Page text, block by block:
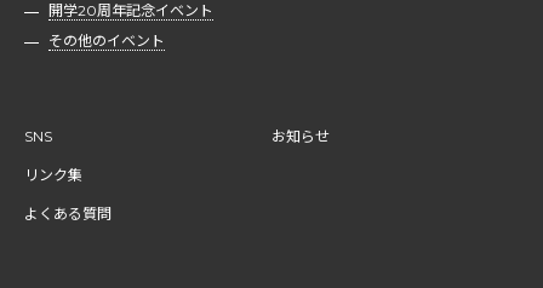
開学20周年記念イベント
その他のイベント
SNS
リンク集
よくある質問
お知らせ